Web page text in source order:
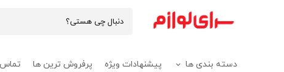
دسته بندی ها پیشنهادات ویژه پرفروش ترین ها تماس